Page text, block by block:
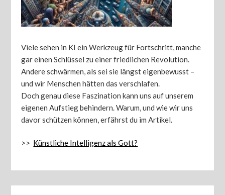
Viele sehen in KI ein Werkzeug für Fortschritt, manche
gar einen Schlüssel zu einer friedlichen Revolution.
Andere schwärmen, als sei sie längst eigenbewusst –
und wir Menschen hätten das verschlafen.
Doch genau diese Faszination kann uns auf unserem
eigenen Aufstieg behindern. Warum, und wie wir uns
davor schützen können, erfährst du im Artikel.
>> Künstliche Intelligenz als Gott?